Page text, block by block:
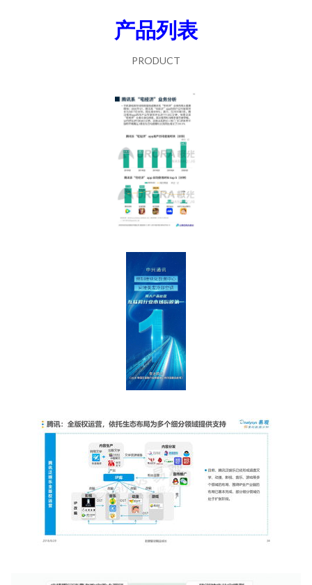
产品列表
PRODUCT